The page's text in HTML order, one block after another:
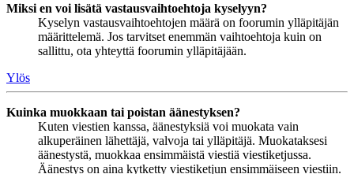
Miksi en voi lisätä vastausvaihtoehtoja kyselyyn?
Kyselyn vastausvaihtoehtojen määrä on foorumin ylläpitäjän
määrittelemä. Jos tarvitset enemmän vaihtoehtoja kuin on
sallittu, ota yhteyttä foorumin ylläpitäjään.
Ylös
Kuinka muokkaan tai poistan äänestyksen?
Kuten viestien kanssa, äänestyksiä voi muokata vain
alkuperäinen lähettäjä, valvoja tai ylläpitäjä. Muokataksesi
äänestystä, muokkaa ensimmäistä viestiä viestiketjussa.
Äänestys on aina kytketty viestiketjun ensimmäiseen viestiin.